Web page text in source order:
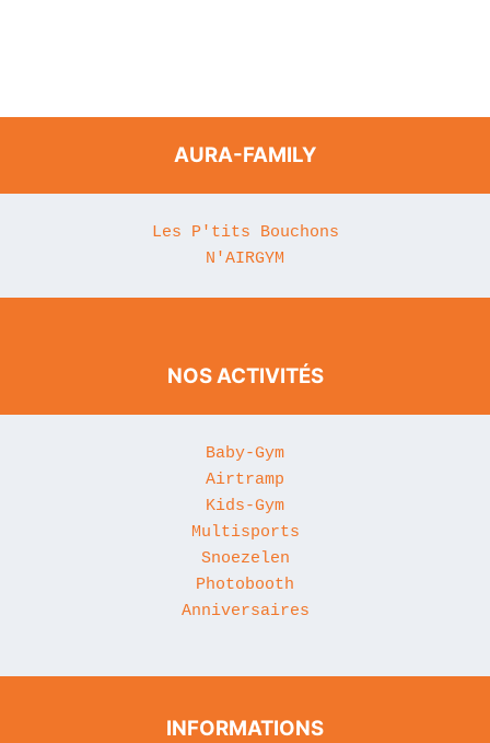
AURA-FAMILY
Les P'tits Bouchons
N'AIRGYM
NOS ACTIVITÉS
Baby-Gym
Airtramp
Kids-Gym
Multisports
Snoezelen
Photobooth
Anniversaires
INFORMATIONS